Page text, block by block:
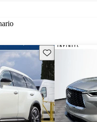
Guarda este Aviso